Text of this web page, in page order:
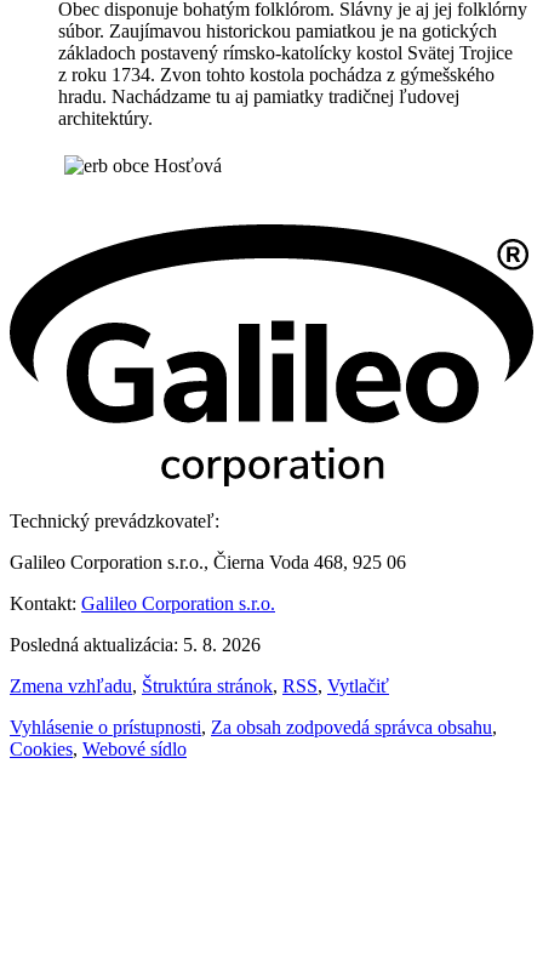
Obec disponuje bohatým folklórom. Slávny je aj jej folklórny
súbor. Zaujímavou historickou pamiatkou je na gotických
základoch postavený rímsko-katolícky kostol Svätej Trojice
z roku 1734. Zvon tohto kostola pochádza z gýmešského
hradu. Nachádzame tu aj pamiatky tradičnej ľudovej
architektúry.
Technický prevádzkovateľ:
Galileo Corporation s.r.o., Čierna Voda 468, 925 06
Kontakt: Galileo Corporation s.r.o.
Posledná aktualizácia: 5. 8. 2026
Zmena vzhľadu, Štruktúra stránok, RSS, Vytlačiť
Vyhlásenie o prístupnosti, Za obsah zodpovedá správca obsahu,
Cookies, Webové sídlo